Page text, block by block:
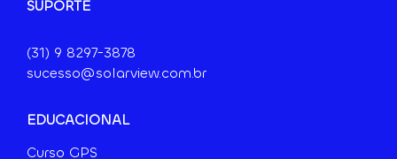
SUPORTE
(31) 9 8297-3878
sucesso@solarview.com.br
EDUCACIONAL
Curso GPS